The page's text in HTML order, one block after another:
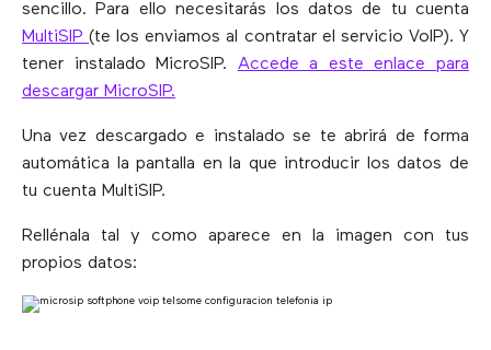
sencillo. Para ello necesitarás los datos de tu cuenta
MultiSIP(te los enviamos al contratar el servicio VoIP). Y
tener instalado MicroSIP. Accede a este enlace para
descargar MicroSIP.
Una vez descargado e instalado se te abrirá de forma
automática la pantalla en la que introducir los datos de
tu cuenta MultiSIP.
Rellénala tal y como aparece en la imagen con tus
propios datos: